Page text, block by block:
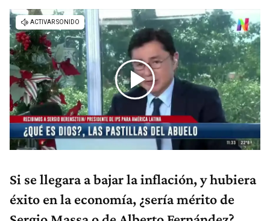
Si se llegara a bajar la inflación, y hubiera
éxito en la economía, ¿sería mérito de